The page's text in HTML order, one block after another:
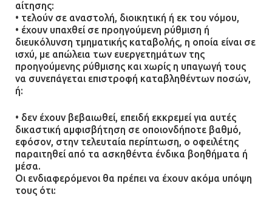
αίτησης:
• τελούν σε αναστολή, διοικητική ή εκ του νόμου,
• έχουν υπαχθεί σε προηγούμενη ρύθμιση ή
διευκόλυνση τμηματικής καταβολής, η οποία είναι σε
ισχύ, με απώλεια των ευεργετημάτων της
προηγούμενης ρύθμισης και χωρίς η υπαγωγή τους
να συνεπάγεται επιστροφή καταβληθέντων ποσών,
ή:
• δεν έχουν βεβαιωθεί, επειδή εκκρεμεί για αυτές
δικαστική αμφισβήτηση σε οποιονδήποτε βαθμό,
εφόσον, στην τελευταία περίπτωση, ο οφειλέτης
παραιτηθεί από τα ασκηθέντα ένδικα βοηθήματα ή
μέσα.
Οι ενδιαφερόμενοι θα πρέπει να έχουν ακόμα υπόψη
τους ότι: